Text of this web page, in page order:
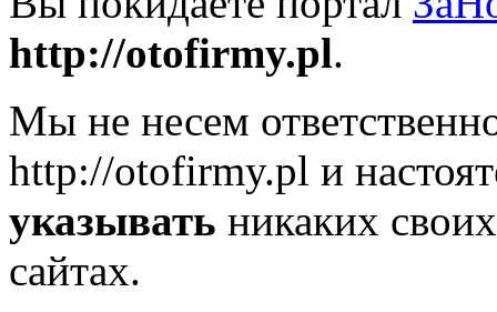
http://otofirmy.pl.
Мы не несем
http://otofirmy.pl и
указывать никаких
сайтах.